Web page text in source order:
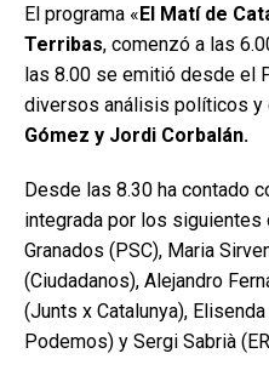
El programa «El Matí de
Terribas, comenzó a las
las 8.00 se emitió desde el
diversos análisis políticos y
Gómez y Jordi Corbalán.
Desde las 8.30 ha contado
integrada por los siguientes
Granados (PSC), Maria
(Ciudadanos), Alejandro
(Junts x Catalunya),
Podemos) y Sergi Sabrià